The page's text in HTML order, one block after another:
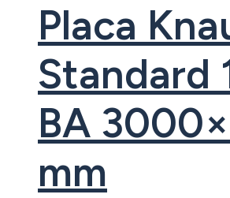
Placa
Standard
BA
mm